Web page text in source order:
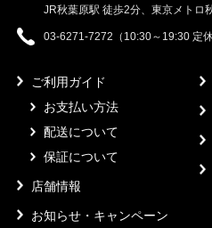
JR秋葉原駅 徒歩2分、東京メトロ
03-6271-7272（10:30～19:30 定休
ご利用ガイド
お支払い方法
配送について
保証について
店舗情報
お知らせ・キャンペーン